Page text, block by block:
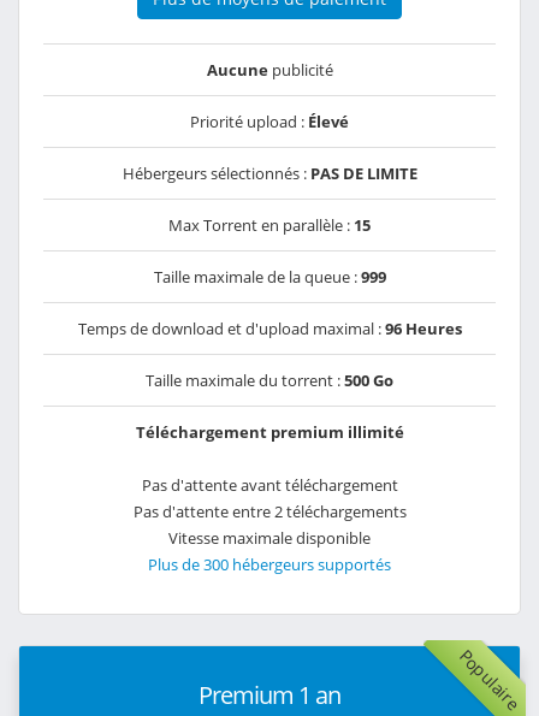
Aucunepublicité
Priorité upload : Élevé
Hébergeurs sélectionnés : PAS DE LIMITE
Max Torrent en parallèle : 15
Taille maximale de la queue :999
Temps de download et d'upload maximal :96 Heures
Taille maximale du torrent :500 Go
Téléchargement premium illimité
Pas d'attente avant téléchargement
Pas d'attente entre 2 téléchargements
Vitesse maximale disponible
Plus de 300 hébergeurs supportés
Populaire
Premium 1 an